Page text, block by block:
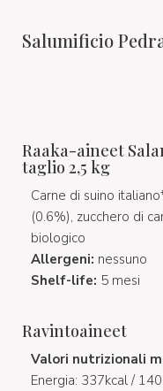
Salumificio
Raaka-aineet
taglio 2,5 kg
Carne di suino
(0.6%), zucchero di
biologico
Allergeni: nessuno
Shelf-life: 5 mesi
Ravintoaineet
Valori nutrizionali
Energia: 337kcal /